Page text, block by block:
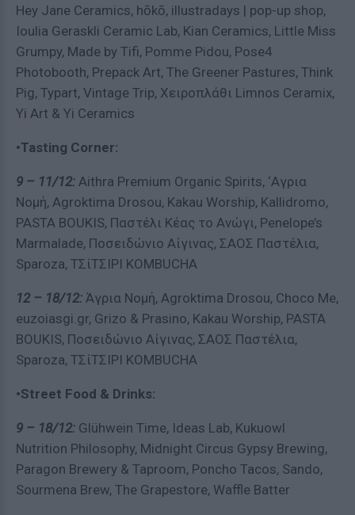
Hey Jane Ceramics, hōkō, illustradays | pop-up shop,
Ioulia Geraskli Ceramic Lab, Kian Ceramics, Little Miss
Grumpy, Made by Tifi, Pomme Pidou, Pose4
Photobooth, Prepack Art, The Greener Pastures, Think
Pig, Typart, Vintage Trip, Χειροπλάθι Limnos Ceramix,
Yi Art & Yi Ceramics
•Tasting Corner:
9 – 11/12: Aithra Premium Organic Spirits, ‘Αγρια
Νομή, Agroktima Drosou, Kakau Worship, Kallidromo,
PASTA BOUKIS, Παστέλι Κέας το Ανώγι, Penelope’s
Marmalade, Ποσειδώνιο Αίγινας, ΣΑΟΣ Παστέλια,
Sparoza, ΤΣίΤΣΙΡΙ KOMBUCHA
12 – 18/12: Άγρια Νομή, Agroktima Drosou, Choco Me,
euzoiasgi.gr, Grizo & Prasino, Kakau Worship, PASTA
BOUKIS, Ποσειδώνιο Αίγινας, ΣΑΟΣ Παστέλια,
Sparoza, ΤΣίΤΣΙΡΙ KOMBUCHA
•Street Food & Drinks:
9 – 18/12: Glühwein Time, Ideas Lab, Kukuowl
Nutrition Philosophy, Midnight Circus Gypsy Brewing,
Paragon Brewery & Taproom, Poncho Tacos, Sando,
Sourmena Brew, The Grapestore, Waffle Batter